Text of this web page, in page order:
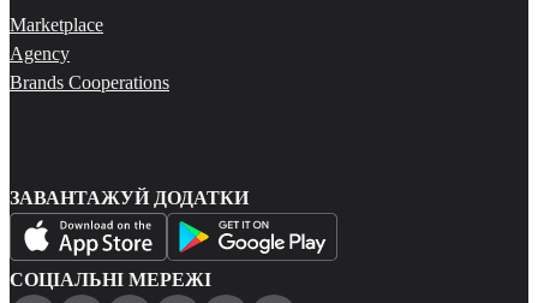
Marketplace
Agency
Brands Cooperations
ЗАВАНТАЖУЙ ДОДАТКИ
СОЦІАЛЬНІ МЕРЕЖІ